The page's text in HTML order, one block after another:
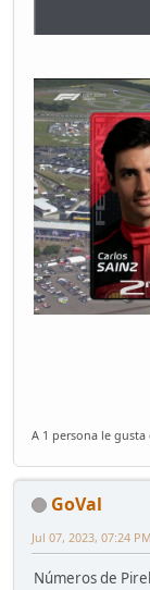
A 1 persona le gusta
GoVal
Jul 07, 2023, 07:24 PM
Números de